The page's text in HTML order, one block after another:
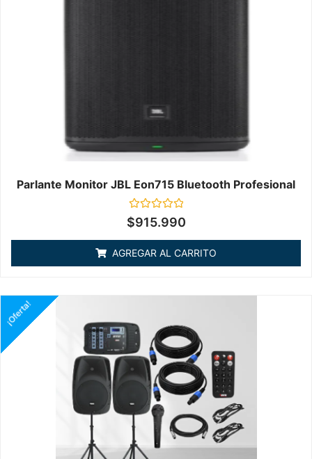
Parlante Monitor JBL Eon715 Bluetooth Profesional
Valorado
en
de
5
$915.990
AGREGAR AL CARRITO
¡Oferta!